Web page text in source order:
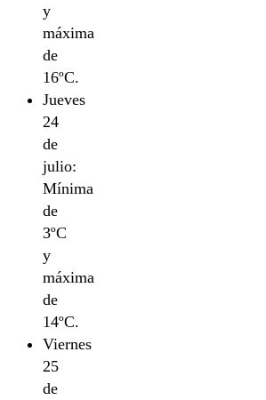
y
máxima
de
16ºC.
Jueves
24
de
julio:
Mínima
de
3ºC
y
máxima
de
14ºC.
Viernes
25
de